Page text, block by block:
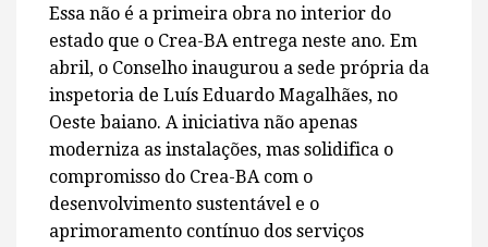
Essa não é a primeira obra no interior do
estado que o Crea-BA entrega neste ano. Em
abril, o Conselho inaugurou a sede própria da
inspetoria de Luís Eduardo Magalhães, no
Oeste baiano. A iniciativa não apenas
moderniza as instalações, mas solidifica o
compromisso do Crea-BA com o
desenvolvimento sustentável e o
aprimoramento contínuo dos serviços